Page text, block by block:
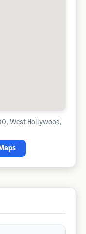
West Hollywood,